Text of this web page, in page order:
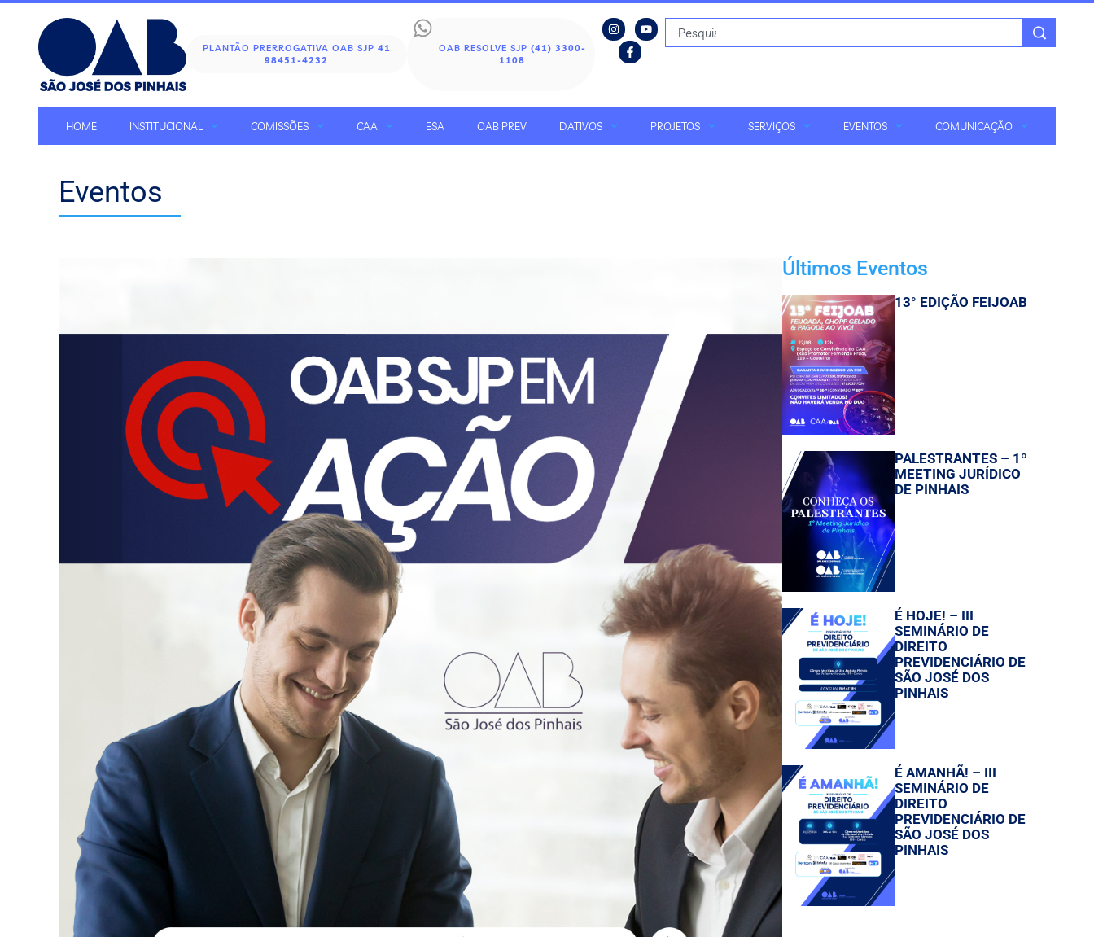
PLANTÃO PRERROGATIVA OAB SJP 41
98451-4232
OAB RESOLVE SJP (41) 3300-
1108
HOME INSTITUCIONAL COMISSÕES CAA ESA OAB PREV DATIVOS PROJETOS SERVIÇOS EVENTOS COMUNICAÇÃO
Eventos
Últimos Eventos
13° EDIÇÃO FEIJOAB
PALESTRANTES – 1º
MEETING JURÍDICO
DE PINHAIS
É HOJE! – III
SEMINÁRIO DE
DIREITO
PREVIDENCIÁRIO DE
SÃO JOSÉ DOS
PINHAIS
É AMANHÃ! – III
SEMINÁRIO DE
DIREITO
PREVIDENCIÁRIO DE
SÃO JOSÉ DOS
PINHAIS